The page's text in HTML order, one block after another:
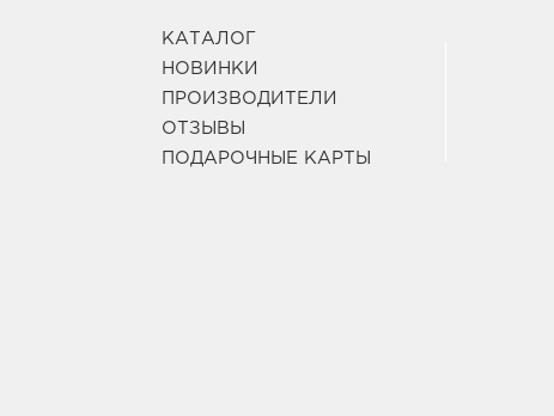
КАТАЛОГ
НОВИНКИ
ПРОИЗВОДИТЕЛИ
ОТЗЫВЫ
ПОДАРОЧНЫЕ КАРТЫ